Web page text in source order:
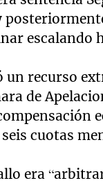
escalando
un recurso
de
cuotas
era